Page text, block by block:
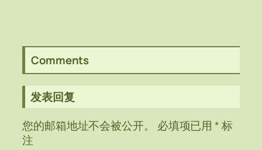
Comments
发表回复
您的邮箱地址不会被公开。
必填项已用*标
注